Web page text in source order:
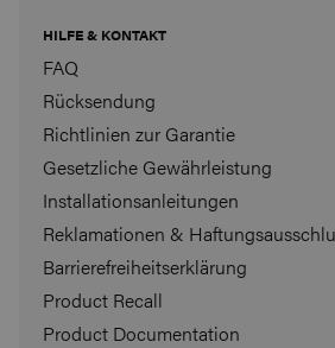
HILFE & KONTAKT
FAQ
Rücksendung
Richtlinien zur Garantie
Gesetzliche Gewährleistung
Installationsanleitungen
Reklamationen &
Barrierefreiheitserklärung
Product Recall
Product Documentation